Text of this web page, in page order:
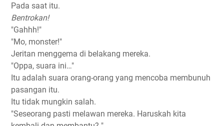
Pada saat itu.
Bentrokan!
"Gahhh!"
"Mo, monster!"
Jeritan menggema di belakang mereka.
"Oppa, suara ini…"
Itu adalah suara orang-orang yang mencoba membunuh
pasangan itu.
Itu tidak mungkin salah.
"Seseorang pasti melawan mereka. Haruskah kita